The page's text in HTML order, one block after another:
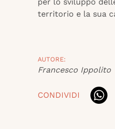
territorio e la sua
AUTORE:
Francesco Ippolito
CONDIVIDI